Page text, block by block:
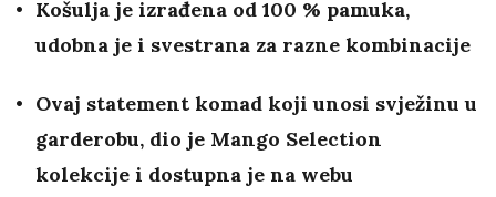
Košulja je izrađena od 100 % pamuka,
udobna je i svestrana za razne kombinacije
Ovaj statement komad koji unosi svježinu u
garderobu, dio je Mango Selection
kolekcije i dostupna je na webu